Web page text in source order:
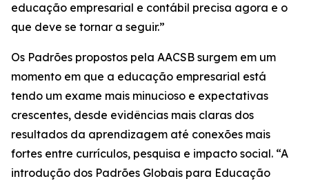
educação empresarial e contábil precisa agora e o
que deve se tornar a seguir.”
Os Padrões propostos pela AACSB surgem em um
momento em que a educação empresarial está
tendo um exame mais minucioso e expectativas
crescentes, desde evidências mais claras dos
resultados da aprendizagem até conexões mais
fortes entre currículos, pesquisa e impacto social. “A
introdução dos Padrões Globais para Educação